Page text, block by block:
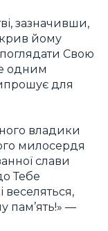
зазначивши,
йому
Свою
одним
для
владики
милосердя
слави
Тебе
веселяться,
пам’ять!» —